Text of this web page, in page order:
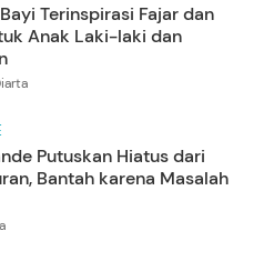
Terinspirasi Fajar dan
Anak Laki-laki dan
Putuskan Hiatus dari
Bantah karena Masalah